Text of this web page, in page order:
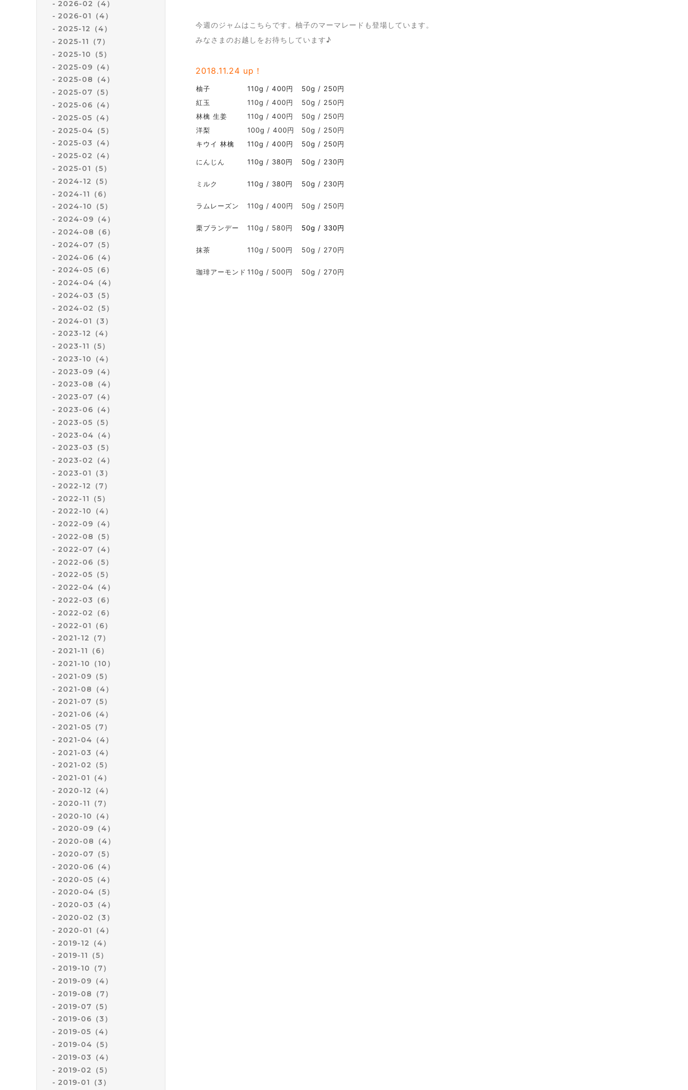
2026-02（4）
2026-01（4）
2025-12（4）
2025-11（7）
2025-10（5）
2025-09（4）
2025-08（4）
2025-07（5）
2025-06（4）
2025-05（4）
2025-04（5）
2025-03（4）
2025-02（4）
2025-01（5）
2024-12（5）
2024-11（6）
2024-10（5）
2024-09（4）
2024-08（6）
2024-07（5）
2024-06（4）
2024-05（6）
2024-04（4）
2024-03（5）
2024-02（5）
2024-01（3）
2023-12（4）
2023-11（5）
2023-10（4）
2023-09（4）
2023-08（4）
2023-07（4）
2023-06（4）
2023-05（5）
2023-04（4）
2023-03（5）
2023-02（4）
2023-01（3）
2022-12（7）
2022-11（5）
2022-10（4）
2022-09（4）
2022-08（5）
2022-07（4）
2022-06（5）
2022-05（5）
2022-04（4）
2022-03（6）
2022-02（6）
2022-01（6）
2021-12（7）
2021-11（6）
2021-10（10）
2021-09（5）
2021-08（4）
2021-07（5）
2021-06（4）
2021-05（7）
2021-04（4）
2021-03（4）
2021-02（5）
2021-01（4）
2020-12（4）
2020-11（7）
2020-10（4）
2020-09（4）
2020-08（4）
2020-07（5）
2020-06（4）
2020-05（4）
2020-04（5）
2020-03（4）
2020-02（3）
2020-01（4）
2019-12（4）
2019-11（5）
2019-10（7）
2019-09（4）
2019-08（7）
2019-07（5）
2019-06（3）
2019-05（4）
2019-04（5）
2019-03（4）
2019-02（5）
2019-01（3）
今週のジャムはこちらです。柚子のマーマレードも登場しています。
みなさまのお越しをお待ちしています♪
2018.11.24 up！
柚子 110g / 400円
50g / 250円
紅玉
110g / 400円
50g / 250円
林檎 生姜
110g / 400円
50g / 250円
洋梨
100g / 400円
50g / 250円
キウイ 林檎
110g / 400円 50g / 250円
にんじん 110g / 380円 50g / 230円
ミルク 110g / 380円 50g / 230円
ラムレーズン 110g / 400円 50g / 250円
栗ブランデー 110g / 580円 50g / 330円
抹茶 110g / 500円 50g / 270円
珈琲アーモンド 110g / 500円 50g / 270円